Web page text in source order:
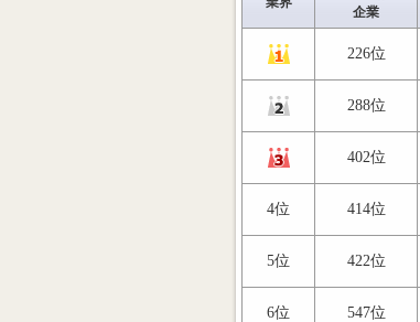
企業
226位
288位
402位
4位 414位
5位 422位
6位 547位